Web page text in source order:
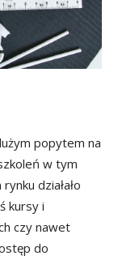
popytem na
w tym
działało
kursy i
czy nawet
do